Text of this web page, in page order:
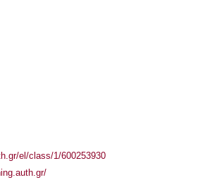
el/class/1/600253930